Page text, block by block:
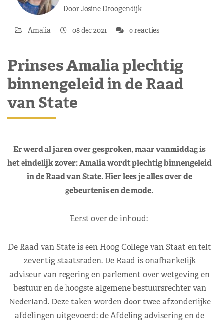
Door Josine Droogendijk
Amalia 08 dec 2021 0 reacties
Prinses Amalia plechtig
binnengeleid in de Raad
van State
Er werd al jaren over gesproken, maar vanmiddag is
het eindelijk zover: Amalia wordt plechtig binnengeleid
in de Raad van State. Hier lees je alles over de
gebeurtenis en de mode.
Eerst over de inhoud:
De Raad van State is een Hoog College van Staat en telt
zeventig staatsraden. De Raad is onafhankelijk
adviseur van regering en parlement over wetgeving en
bestuur en de hoogste algemene bestuursrechter van
Nederland. Deze taken worden door twee afzonderlijke
afdelingen uitgevoerd: de Afdeling advisering en de